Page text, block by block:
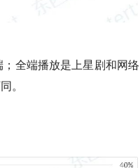
全端播放是上星剧和网络
。